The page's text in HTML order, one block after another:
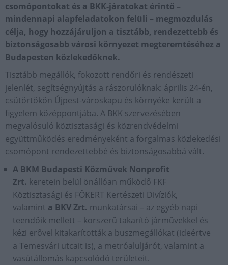
csomópontokat és a BKK-járatokat érintő –
mindennapi alapfeladatokon felüli – megmozdulás
célja, hogy hozzájáruljon a tisztább, rendezettebb és
biztonságosabb városi környezet megteremtéséhez a
Budapesten közlekedőknek.
Tisztább megállók, fokozott rendőri és rendészeti
jelenlét, segítségnyújtás a rászorulóknak: április 24-én,
csütörtökön Újpest-városkapu és környéke került a
figyelem középpontjába. A BKK szervezésében
megvalósuló köztisztasági és közrendvédelmi
együttműködés eredményeként a forgalmas közlekedési
csomópont rendezettebbé és biztonságosabbá vált.
A BKM Budapesti Közművek Nonprofit
Zrt. keretein belül önállóan működő FKF
Köztisztasági és FŐKERT Kertészeti Divíziók,
valamint a BKV Zrt. munkatársai – az egyéb napi
teendőik mellett – korszerű takarító járművekkel és
kézi erővel kitakarították a buszmegállókat (ideértve
a Temesvári utcait is), a metróaluljárót, valamint a
vasútállomás kapcsolódó területeit.